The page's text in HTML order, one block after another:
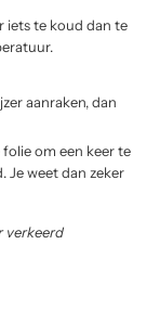
iets te koud dan te
aanraken, dan
om een keer te
Je weet dan zeker
verkeerd